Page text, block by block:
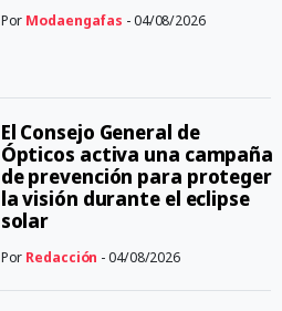
Por Modaengafas - 04/08/2026
El Consejo General de
Ópticos activa una campaña
de prevención para proteger
la visión durante el eclipse
solar
Por Redacción - 04/08/2026